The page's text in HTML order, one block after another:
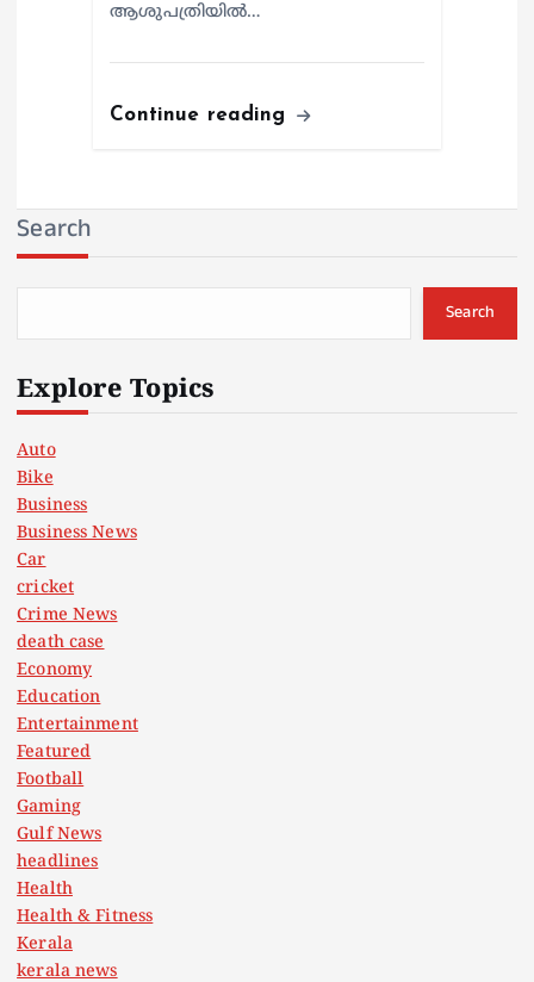
ആശുപത്രിയില്‍…
Continue reading
Search
Search
Explore Topics
Auto
Bike
Business
Business News
Car
cricket
Crime News
death case
Economy
Education
Entertainment
Featured
Football
Gaming
Gulf News
headlines
Health
Health & Fitness
Kerala
kerala news